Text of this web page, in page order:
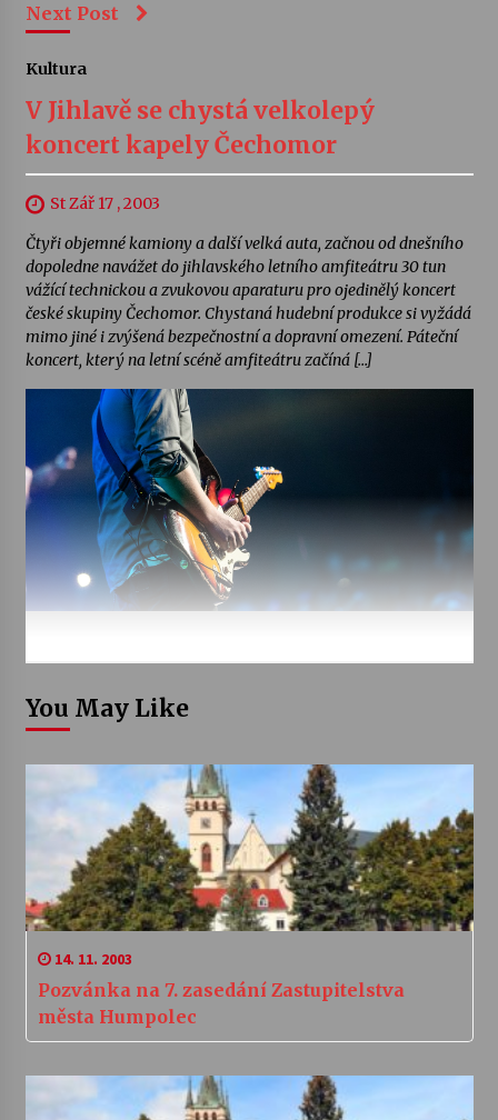
Next Post
Kultura
V Jihlavě se chystá velkolepý
koncert kapely Čechomor
St Zář 17 , 2003
Čtyři objemné kamiony a další velká auta, začnou od dnešního
dopoledne navážet do jihlavského letního amfiteátru 30 tun
vážící technickou a zvukovou aparaturu pro ojedinělý koncert
české skupiny Čechomor. Chystaná hudební produkce si vyžádá
mimo jiné i zvýšená bezpečnostní a dopravní omezení. Páteční
koncert, který na letní scéně amfiteátru začíná […]
You May Like
14. 11. 2003
Pozvánka na 7. zasedání Zastupitelstva
města Humpolec